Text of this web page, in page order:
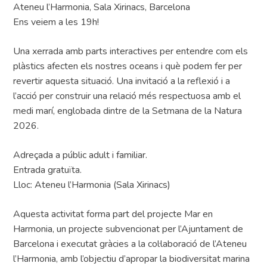
Ateneu l’Harmonia, Sala Xirinacs, Barcelona
Ens veiem a les 19h!
Una xerrada amb parts interactives per entendre com els
plàstics afecten els nostres oceans i què podem fer per
revertir aquesta situació. Una invitació a la reflexió i a
l’acció per construir una relació més respectuosa amb el
medi marí, englobada dintre de la Setmana de la Natura
2026.
Adreçada a públic adult i familiar.
Entrada gratuïta.
Lloc: Ateneu l’Harmonia (Sala Xirinacs)
Aquesta activitat forma part del projecte Mar en
Harmonia, un projecte subvencionat per l’Ajuntament de
Barcelona i executat gràcies a la col·laboració de l’Ateneu
l’Harmonia, amb l’objectiu d’apropar la biodiversitat marina